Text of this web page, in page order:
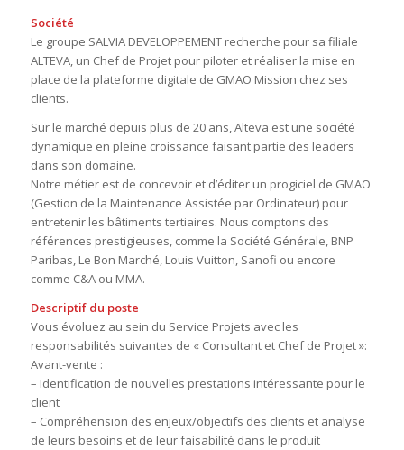
Société
Le groupe SALVIA DEVELOPPEMENT recherche pour sa filiale
ALTEVA, un Chef de Projet pour piloter et réaliser la mise en
place de la plateforme digitale de GMAO Mission chez ses
clients.
Sur le marché depuis plus de 20 ans, Alteva est une société
dynamique en pleine croissance faisant partie des leaders
dans son domaine.
Notre métier est de concevoir et d’éditer un progiciel de GMAO
(Gestion de la Maintenance Assistée par Ordinateur) pour
entretenir les bâtiments tertiaires. Nous comptons des
références prestigieuses, comme la Société Générale, BNP
Paribas, Le Bon Marché, Louis Vuitton, Sanofi ou encore
comme C&A ou MMA.
Descriptif du poste
Vous évoluez au sein du Service Projets avec les
responsabilités suivantes de « Consultant et Chef de Projet »:
Avant-vente :
– Identification de nouvelles prestations intéressante pour le
client
– Compréhension des enjeux/objectifs des clients et analyse
de leurs besoins et de leur faisabilité dans le produit